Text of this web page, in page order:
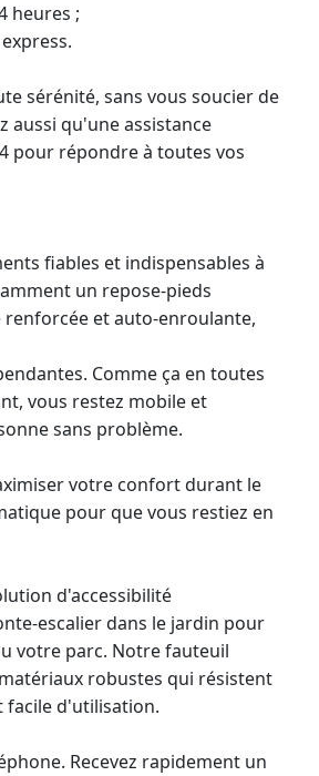
heures ;
sérénité, sans vous soucier de
aussi qu'une assistance
pour répondre à toutes vos
fiables et indispensables à
un repose-pieds
et auto-enroulante,
Comme ça en toutes
vous restez mobile et
sans problème.
votre confort durant le
pour que vous restiez en
d'accessibilité
escalier dans le jardin pour
votre parc. Notre fauteuil
robustes qui résistent
facile d'utilisation.
Recevez rapidement un